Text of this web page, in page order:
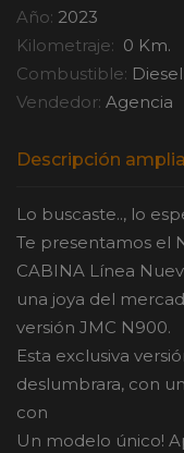
Año: 2023
Kilometraje: 0 Km.
Combustible: Diesel
Vendedor: Agencia
Descripción
Lo buscaste.., lo
Te presentamos el
CABINA Línea
una joya del
versión JMC N900.
Esta exclusiva
deslumbrara, con
con
Un modelo único!